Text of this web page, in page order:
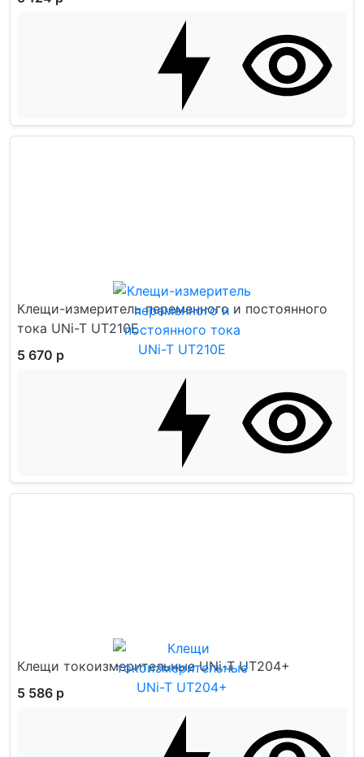
Клещи-измеритель переменного и постоянного
тока UNi-T UT210E
5 670 р
Клещи токоизмерительные UNi-T UT204+
5 586 р